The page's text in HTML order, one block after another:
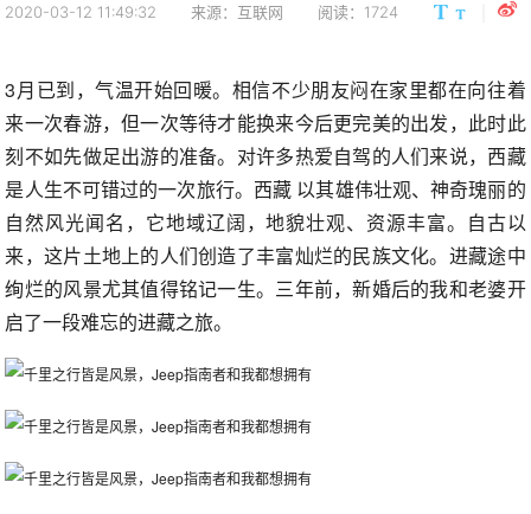
2020-03-12 11:49:32 来源：互联网 阅读：1724
3月已到，气温开始回暖。相信不少朋友闷在家里都在向往着
来一次春游，但一次等待才能换来今后更完美的出发，此时此
刻不如先做足出游的准备。对许多热爱自驾的人们来说，西藏
是人生不可错过的一次旅行。西藏 以其雄伟壮观、神奇瑰丽的
自然风光闻名，它地域辽阔，地貌壮观、资源丰富。自古以
来，这片土地上的人们创造了丰富灿烂的民族文化。进藏途中
绚烂的风景尤其值得铭记一生。三年前，新婚后的我和老婆开
启了一段难忘的进藏之旅。